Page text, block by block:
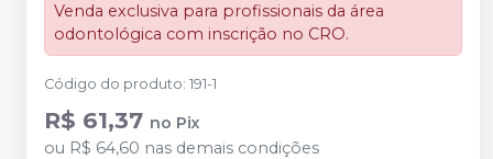
Venda exclusiva para profissionais da área
odontológica com inscrição no CRO.
Código do produto: 191-1
R$ 61,37 no Pix
ou R$ 64,60 nas demais condições